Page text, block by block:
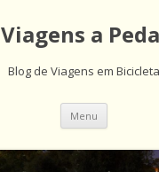
Viagens a
Blog de Viagens em Bicicleta
Menu Saltar
o